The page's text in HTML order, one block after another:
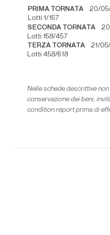
PRIMA TORNATA20/05/
Lotti 1/157
SECONDA TORNATA20/
Lotti 158/457
TERZA TORNATA21/05/
Lotti 458/618
Nelle schede descrittive
conservazione dei beni,
condition report prima di